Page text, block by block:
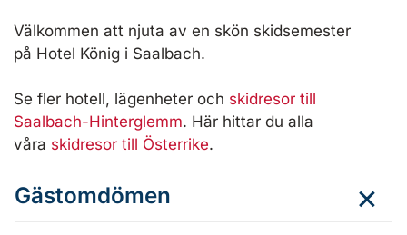
Välkommen att njuta av en skön skidsemester
på Hotel König i Saalbach.
Se fler hotell, lägenheter och skidresor till
Saalbach-Hinterglemm. Här hittar du alla
våra skidresor till Österrike.
Gästomdömen